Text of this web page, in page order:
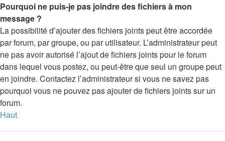
Pourquoi ne puis-je pas joindre des fichiers à mon
message ?
La possibilité d’ajouter des fichiers joints peut être accordée
par forum, par groupe, ou par utilisateur. L’administrateur peut
ne pas avoir autorisé l’ajout de fichiers joints pour le forum
dans lequel vous postez, ou peut-être que seul un groupe peut
en joindre. Contactez l’administrateur si vous ne savez pas
pourquoi vous ne pouvez pas ajouter de fichiers joints sur un
forum.
Haut